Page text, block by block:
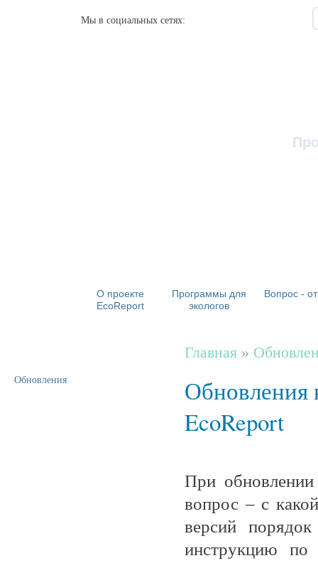
Мы в социальных сетях:
О проекте
EcoReport
Программы для
экологов
Вопрос -
Главная »
Обновления
EcoReport
При обновлении
вопрос – с
версий порядок
инструкцию по
Обновления